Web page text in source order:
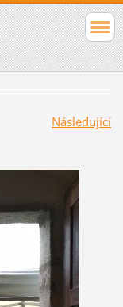
Následující